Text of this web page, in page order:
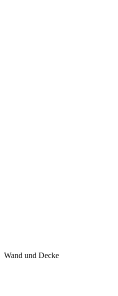
Wand und Decke